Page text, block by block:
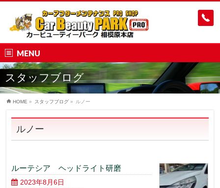
MENU
スタッフブログ
HOME » スタッフブログ » ルノー
ルノー
ルーテシア ヘッドライト研磨
2023年8月6日